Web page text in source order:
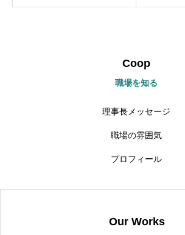
Coop
職場を知る
理事長メッセージ
職場の雰囲気
プロフィール
Our Works